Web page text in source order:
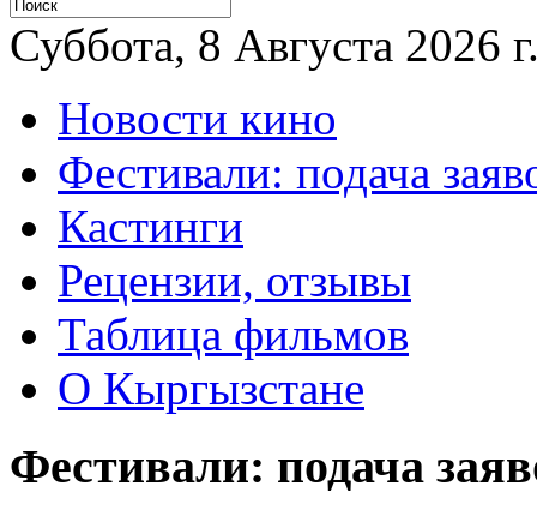
Суббота, 8 Августа 2026
Новости кино
Фестивали: подача
Кастинги
Рецензии, отзывы
Таблица фильмов
О Кыргызстане
Фестивали: подача